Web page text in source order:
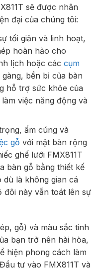
sẽ được nhân
đại của chúng tôi:
tối giản và linh hoạt,
hoàn hảo cho
lịch hoặc các cụm
bền bỉ của bàn
hỗ trợ sức khỏe của
việc năng động và
ấm cúng và
gỗ với mặt bàn rộng
ghế lưới FMX811T
bàn gỗ bằng thiết kế
dù là không gian cá
đôi này vẫn toát lên sự
gỗ) và màu sắc tinh
bạn trở nên hài hòa,
hiện phong cách làm
tư vào FMX811T và